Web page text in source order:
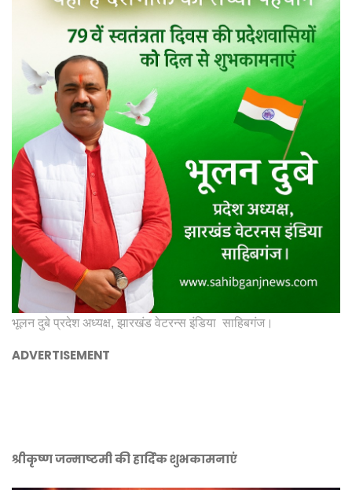
भूलन दुबे प्रदेश अध्यक्ष, झारखंड वेटरन्स इंडिया साहिबगंज।
ADVERTISEMENT
श्रीकृष्ण जन्माष्टमी की हार्दिक शुभकामनाएं